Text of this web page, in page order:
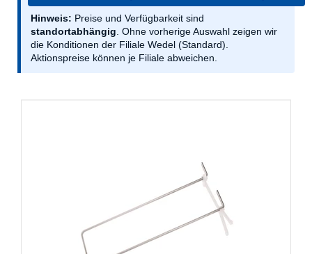
Hinweis: Preise und Verfügbarkeit sind
standortabhängig . Ohne vorherige Auswahl zeigen wir
die Konditionen der Filiale Wedel (Standard).
Aktionspreise können je Filiale abweichen.